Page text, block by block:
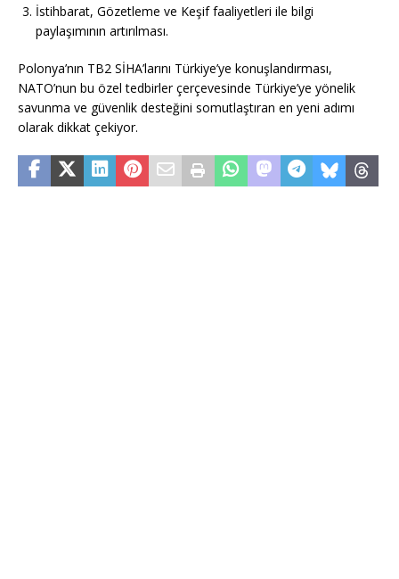
İstihbarat, Gözetleme ve Keşif faaliyetleri ile bilgi
paylaşımının artırılması.
Polonya’nın TB2 SİHA’larını Türkiye’ye konuşlandırması,
NATO’nun bu özel tedbirler çerçevesinde Türkiye’ye yönelik
savunma ve güvenlik desteğini somutlaştıran en yeni adımı
olarak dikkat çekiyor.